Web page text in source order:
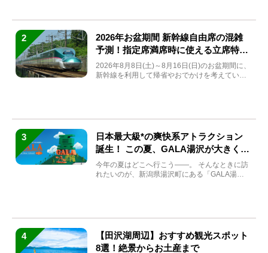
2
2026年お盆期間 新幹線自由席の混雑
予測！指定席満席時に使える立席特急
券も解説
2026年8月8日(土)～8月16日(日)のお盆期間に、
新幹線を利用して帰省やおでかけを考えている
3
日本最大級*の爽快系アトラクション
誕生！ この夏、GALA湯沢が大きく生
まれ変わる
今年の夏はどこへ行こう――。 そんなときに訪
れたいのが、新潟県湯沢町にある「GALA湯
4
【田沢湖周辺】おすすめ観光スポット
8選！絶景からお土産まで